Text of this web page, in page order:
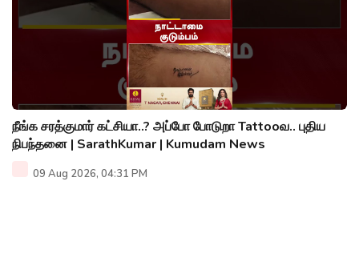
நீங்க சரத்குமார் கட்சியா..? அப்போ போடுறா Tattooவ.. புதிய
நிபந்தனை | SarathKumar | Kumudam News
09 Aug 2026, 04:31 PM